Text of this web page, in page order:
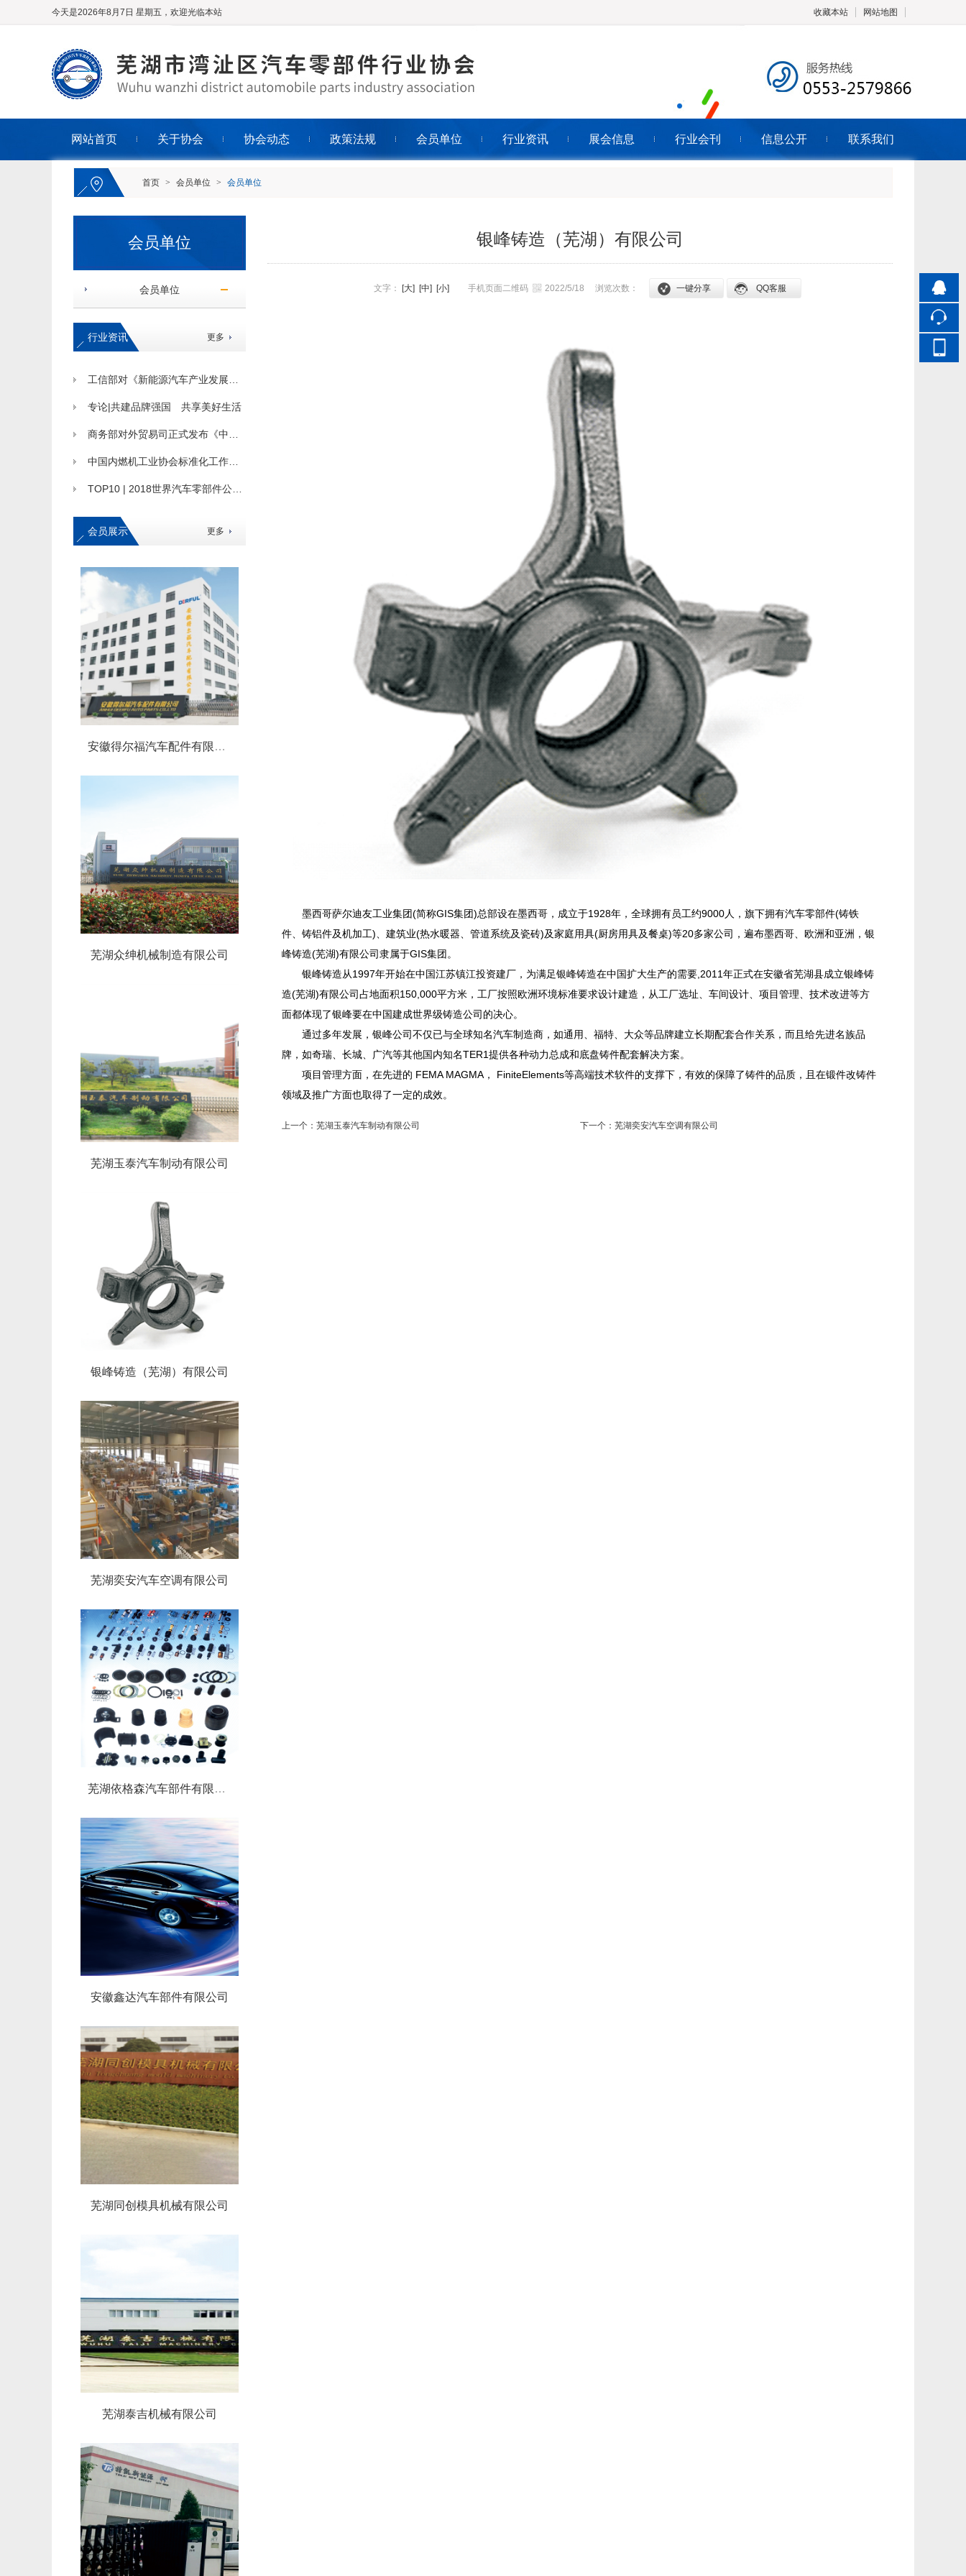
今天是2026年8月7日 星期五，欢迎光临本站 收藏本站 网站地图
网站首页 关于协会 协会动态 政策法规 会员单位 行业资讯 展会信息 行业会刊 信息公开 联系我们
首页 > 会员单位 > 会员单位
会员单位
会员单位
更多
行业资讯
工信部对《新能源汽车产业发展规划（2021-2035年）》公开征求意见
专论|共建品牌强国 共享美好生活
商务部对外贸易司正式发布《中国汽车贸易高质量发展报告》
中国内燃机工业协会标准化工作委员会和中国机械工业标准化技术协会内燃机专业委员会2019年联合年会圆满召开
TOP10 | 2018世界汽车零部件公司排行榜
更多
会员展示
安徽得尔福汽车配件有限公司
芜湖众绅机械制造有限公司
芜湖玉泰汽车制动有限公司
银峰铸造（芜湖）有限公司
芜湖奕安汽车空调有限公司
芜湖依格森汽车部件有限公司
安徽鑫达汽车部件有限公司
芜湖同创模具机械有限公司
芜湖泰吉机械有限公司
银峰铸造（芜湖）有限公司
文字： [大] [中] [小] 手机页面二维码 2022/5/18 浏览次数： 一键分享 QQ客服
墨西哥萨尔迪友工业集团(简称GIS集团)总部设在墨西哥，成立于1928年，全球拥有员工约9000人，旗下拥有汽车零部件(铸铁
件、铸铝件及机加工)、建筑业(热水暖器、管道系统及瓷砖)及家庭用具(厨房用具及餐桌)等20多家公司，遍布墨西哥、欧洲和亚洲，银
峰铸造(芜湖)有限公司隶属于GIS集团。
银峰铸造从1997年开始在中国江苏镇江投资建厂，为满足银峰铸造在中国扩大生产的需要,2011年正式在安徽省芜湖县成立银峰铸
造(芜湖)有限公司占地面积150,000平方米，工厂按照欧洲环境标准要求设计建造，从工厂选址、车间设计、项目管理、技术改进等方
面都体现了银峰要在中国建成世界级铸造公司的决心。
通过多年发展，银峰公司不仅已与全球知名汽车制造商，如通用、福特、大众等品牌建立长期配套合作关系，而且给先进名族品
牌，如奇瑞、长城、广汽等其他国内知名TER1提供各种动力总成和底盘铸件配套解决方案。
项目管理方面，在先进的 FEMA MAGMA， FiniteElements等高端技术软件的支撑下，有效的保障了铸件的品质，且在锻件改铸件
领域及推广方面也取得了一定的成效。
上一个： 芜湖玉泰汽车制动有限公司 下一个： 芜湖奕安汽车空调有限公司